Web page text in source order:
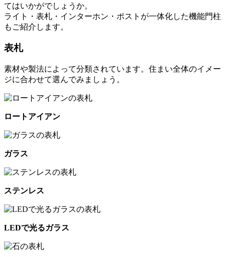
てはいかがでしょうか。
ライト・表札・インターホン・ポストが一体化した機能門柱
もご紹介します。
表札
素材や製法によって分類されています。住まい全体のイメー
ジに合わせて選んでみましょう。
ロートアイアン
ガラス
ステンレス
LEDで光るガラス